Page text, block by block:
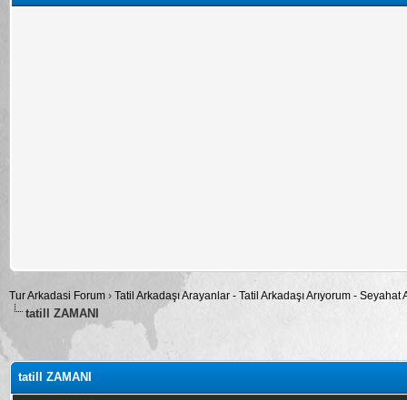
Tur Arkadasi Forum › Tatil Arkadaşı Arayanlar - Tatil Arkadaşı Arıyorum -
tatill ZAMANI
0
tatill ZAMANI